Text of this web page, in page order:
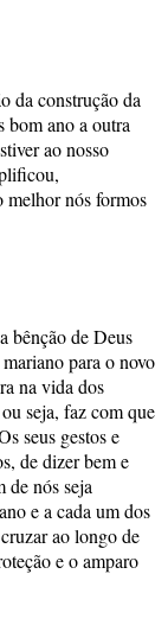
da construção da
bom ano a outra
ao nosso
melhor nós formos
bênção de Deus
para o novo
na vida dos
seja, faz com que
seus gestos e
de dizer bem e
de nós seja
e a cada um dos
ao longo de
e o amparo